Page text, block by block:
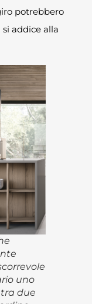
potrebbero
addice alla
uno
due